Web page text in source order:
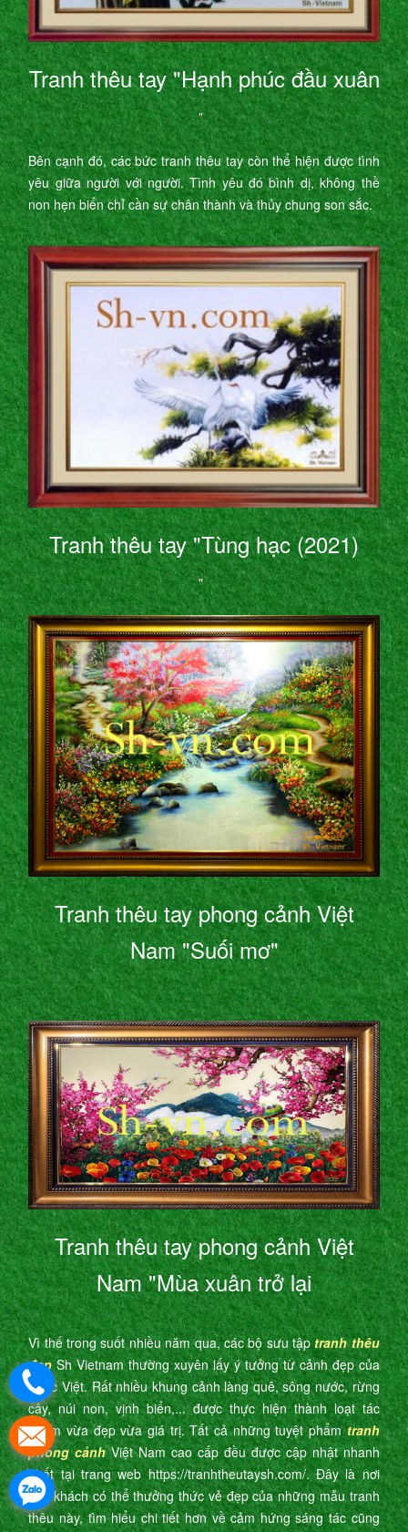
Tranh thêu tay "Hạnh phúc đầu xuân
"
Bên cạnh đó, các bức tranh thêu tay còn thể hiện được tình
yêu giữa người với người. Tình yêu đó bình dị, không thề
non hẹn biển chỉ cần sự chân thành và thủy chung son sắc.
Tranh thêu tay "Tùng hạc (2021)
"
Tranh thêu tay phong cảnh Việt
Nam "Suối mơ"
Tranh thêu tay phong cảnh Việt
Nam "Mùa xuân trở lại
Vì thế trong suốt nhiều năm qua, các bộ sưu tậptranh thêu
đẹpSh Vietnam thường xuyên lấy ý tưởng từ cảnh đẹp của
nước Việt. Rất nhiều khung cảnh làng quê, sông nước, rừng
cây, núi non, vịnh biển,... được thực hiện thành loạt tác
phẩm vừa đẹp vừa giá trị. Tất cả những tuyệt phẩmtranh
phong cảnhViệt Nam cao cấp đều được cập nhật nhanh
nhất tại trang web https://tranhtheutaysh.com/. Đây là nơi
quý khách có thể thưởng thức vẻ đẹp của những mẫu tranh
thêu này, tìm hiểu chi tiết hơn về cảm hứng sáng tác cũng